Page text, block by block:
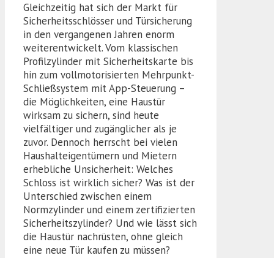
Gleichzeitig hat sich der Markt für
Sicherheitsschlösser und Türsicherung
in den vergangenen Jahren enorm
weiterentwickelt. Vom klassischen
Profilzylinder mit Sicherheitskarte bis
hin zum vollmotorisierten Mehrpunkt-
Schließsystem mit App-Steuerung –
die Möglichkeiten, eine Haustür
wirksam zu sichern, sind heute
vielfältiger und zugänglicher als je
zuvor. Dennoch herrscht bei vielen
Haushalteigentümern und Mietern
erhebliche Unsicherheit: Welches
Schloss ist wirklich sicher? Was ist der
Unterschied zwischen einem
Normzylinder und einem zertifizierten
Sicherheitszylinder? Und wie lässt sich
die Haustür nachrüsten, ohne gleich
eine neue Tür kaufen zu müssen?